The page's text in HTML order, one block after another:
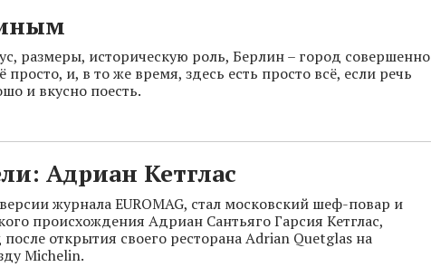
размеры, историческую роль, Берлин – город совершенно
и, в то же время, здесь есть просто всё, если речь
и вкусно поесть.
Адриан Кетглас
журнала EUROMAG, стал московский шеф-повар и
происхождения Адриан Сантьяго Гарсия Кетглас,
открытия своего ресторана Adrian Quetglas на
Michelin.